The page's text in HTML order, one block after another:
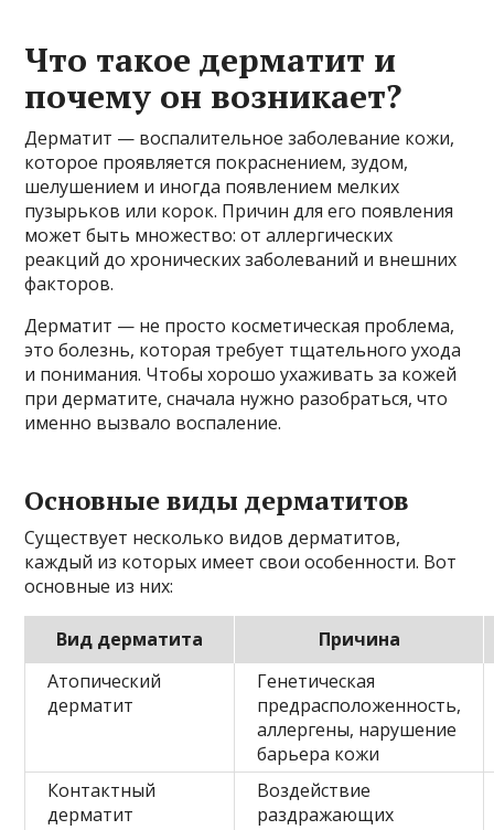
Что такое дерматит и
почему он возникает?
Дерматит — воспалительное заболевание кожи,
которое проявляется покраснением, зудом,
шелушением и иногда появлением мелких
пузырьков или корок. Причин для его появления
может быть множество: от аллергических
реакций до хронических заболеваний и внешних
факторов.
Дерматит — не просто косметическая проблема,
это болезнь, которая требует тщательного ухода
и понимания. Чтобы хорошо ухаживать за кожей
при дерматите, сначала нужно разобраться, что
именно вызвало воспаление.
Основные виды дерматитов
Существует несколько видов дерматитов,
каждый из которых имеет свои особенности. Вот
основные из них:
Вид дерматита
Причина
Атопический
дерматит
Генетическая
предрасположенность,
аллергены, нарушение
барьера кожи
Контактный
дерматит
Воздействие
раздражающих